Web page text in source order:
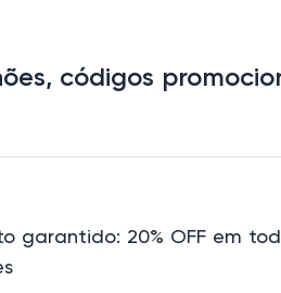
códigos
garantido: 20% OFF em